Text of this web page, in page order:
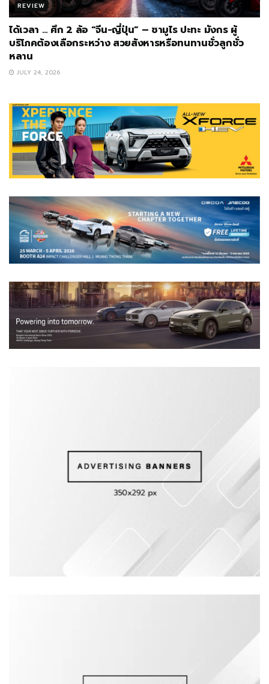
REVIEW
ได้เวลา … ศึก 2 ล้อ “จีน-ญี่ปุ่น” – ซามูไร ปะทะ มังกร ผู้
บริโภคต้องเลือกระหว่าง สวยสังหารหรือทนทานชั่วลูกชั่ว
หลาน
JULY 24, 2026